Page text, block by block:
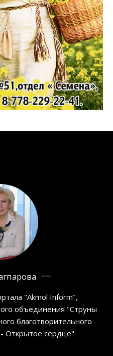
"Akmol Inform",
объединения "Струны
благотворительного
Открытое сердце"